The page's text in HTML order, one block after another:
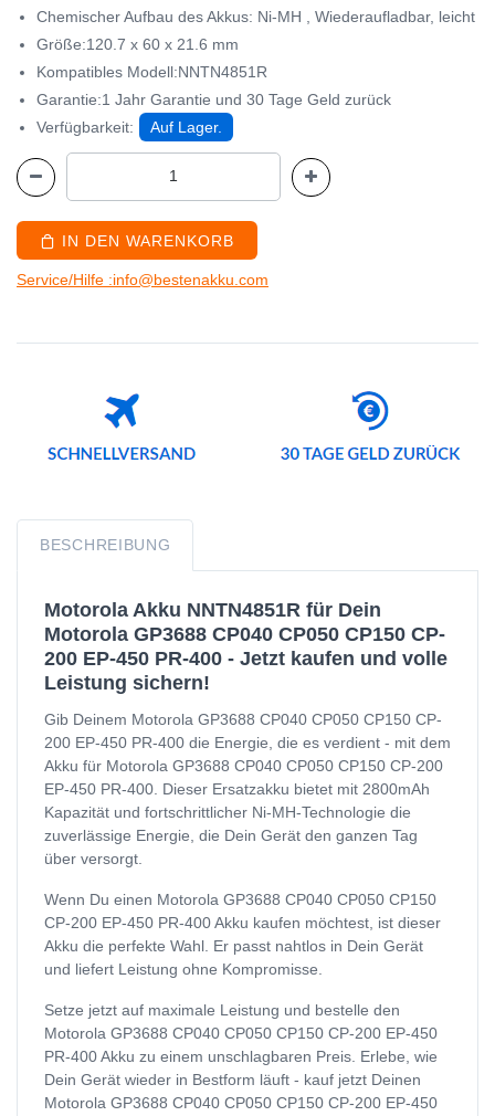
Chemischer Aufbau des Akkus: Ni-MH , Wiederaufladbar, leicht
Größe:120.7 x 60 x 21.6 mm
Kompatibles Modell:NNTN4851R
Garantie:1 Jahr Garantie und 30 Tage Geld zurück
Verfügbarkeit:
Auf Lager.
IN DEN WARENKORB
Service/Hilfe :info@bestenakku.com
BESCHREIBUNG
Motorola Akku NNTN4851R für Dein
Motorola GP3688 CP040 CP050 CP150 CP-
200 EP-450 PR-400 - Jetzt kaufen und volle
Leistung sichern!
Gib Deinem Motorola GP3688 CP040 CP050 CP150 CP-
200 EP-450 PR-400 die Energie, die es verdient - mit dem
Akku für Motorola GP3688 CP040 CP050 CP150 CP-200
EP-450 PR-400. Dieser Ersatzakku bietet mit 2800mAh
Kapazität und fortschrittlicher Ni-MH-Technologie die
zuverlässige Energie, die Dein Gerät den ganzen Tag
über versorgt.
Wenn Du einen Motorola GP3688 CP040 CP050 CP150
CP-200 EP-450 PR-400 Akku kaufen möchtest, ist dieser
Akku die perfekte Wahl. Er passt nahtlos in Dein Gerät
und liefert Leistung ohne Kompromisse.
Setze jetzt auf maximale Leistung und bestelle den
Motorola GP3688 CP040 CP050 CP150 CP-200 EP-450
PR-400 Akku zu einem unschlagbaren Preis. Erlebe, wie
Dein Gerät wieder in Bestform läuft - kauf jetzt Deinen
Motorola GP3688 CP040 CP050 CP150 CP-200 EP-450